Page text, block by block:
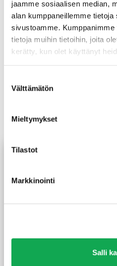
jaamme sosiaalisen median,
alan kumppaneillemme
sivustoamme.
tietoja muihin tietoihin, joita
kerätty, kun olet käyttänyt
valinta
Välttämätön
Mieltymykset
Tilastot
Markkinointi
Salli
puutoimen koodi
Tutustu myös